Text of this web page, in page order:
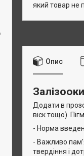
який товар не
Опис
Додати в
віск тощо).
- Норма
- Важливо
твердіння і